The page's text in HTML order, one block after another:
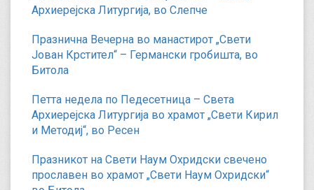
Архиерејска Литургија, во Слепче
Празнична Вечерна во манастирот „Свети
Јован Крстител“ – Германски гробишта, во
Битола
Петта недела по Педесетница – Света
Архиерејска Литургија во храмот „Свети Кирил
и Методиј“, во Ресен
Празникот на Свети Наум Охридски свечено
прославен во храмот „Свети Наум Охридски“